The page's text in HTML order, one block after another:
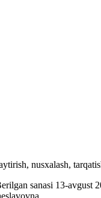
nusxalash,
sanasi 13-avgust